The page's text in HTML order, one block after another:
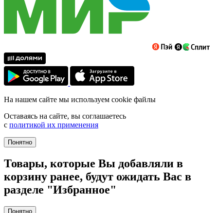
На нашем сайте мы используем cookie файлы
Оставаясь на сайте, вы соглашаетесь
с политикой их применения
Понятно
Товары, которые Вы добавляли в
корзину ранее, будут ожидать Вас в
разделе "Избранное"
Понятно